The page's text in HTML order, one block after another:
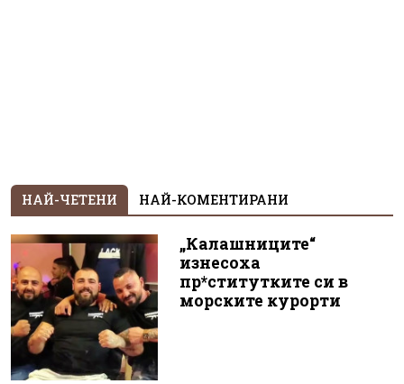
НАЙ-ЧЕТЕНИ НАЙ-КОМЕНТИРАНИ
„Калашниците“
изнесоха
пр*ститутките си в
морските курорти